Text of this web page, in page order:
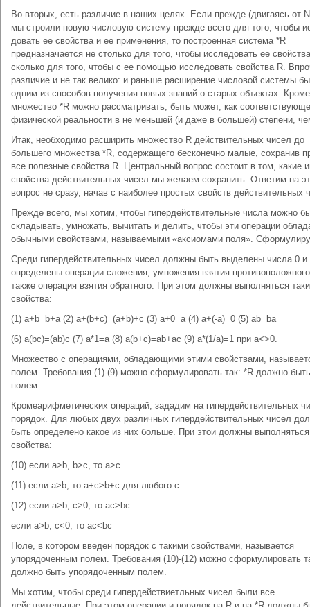
Во-вторых, есть различие в наших целях. Ес­ли прежде (двигаясь от
мы строили новую числовую систему прежде всего для того, чтобы
довать ее свойства и ее применения, то построенная си­стема *R
предназначается не столько для того, чтобы исследовать ее
сколько для того, чтобы с ее помощью исследовать свойства R.
различие и не так велико: и раньше расширение числовой системы
одним из способов получения но­вых знаний о старых объектах.
множество *R можно рас­сматривать, быть может, как
физиче­ской реальности в не меньшей (и даже в большей) сте­пени,
Итак, необ­ходимо расширить множество R действительных чисел до
большего множества *R, содержащего бесконечно ма­лые, сохранив
все полезные свойства R. Цент­ральный вопрос состоит в том, какие
свойства действительных чисел мы желаем со­хранить. Ответим на
вопрос не сразу, начав с на­иболее простых свойств действительных
Прежде всего, мы хотим, чтобы гипердействительные числа можно
складывать, умножать, вычитать и делить, чтобы эти операции
обычными свойст­вами, называемыми «аксиомами поля».
Среди гипердействительных чисел должны быть выделены числа 0 и
определены операции сложения, умножения взятия
также операция взятия обратного. При этом должны выполняться
свойства:
(1) a+b=b+a (2) a+(b+c)=(a+b)+c (3) a+0=a (4) a+(-a)=0 (5) ab=ba
(6) a(bc)=(ab)c (7) a*1=a (8) a(b+c)=ab+ac (9) a*(1/a)=1 при a<>0.
Множество с операциями, обладающими этими свойствами,
полем. Требования (1)-(9) можно сформулировать так: *R должно быть
полем.
Кромеарифметических операций, зададим на гипердействительных
порядок. Для любых двух различных гипердействительных чисел
быть определено какое из них больше. При этои должны выполняться
свойства:
(10) если a>b, b>c, то a>c
(11) если a>b, то a+c>b+c для любого с
(12) если a>b, c>0, то ac>bc
если a>b, c<0, то ac<bc
Поле, в котором введен порядок с такими свойствами, называется
упорядоченным полем. Требования (10)-(12) можно сформулировать
должно быть упорядоченным полем.
Мы хотим, чтобы среди гипердействиетльных чисел были все